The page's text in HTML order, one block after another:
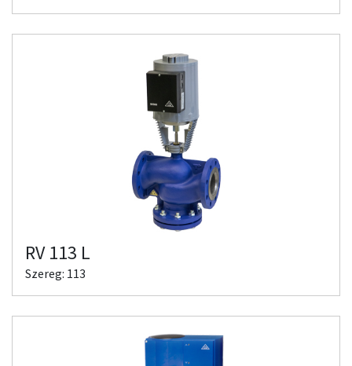
RV 113 L
Szereg: 113